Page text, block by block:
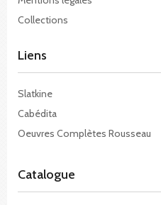
Collections
Liens
Slatkine
Cabédita
Oeuvres Complètes Rousseau
Catalogue